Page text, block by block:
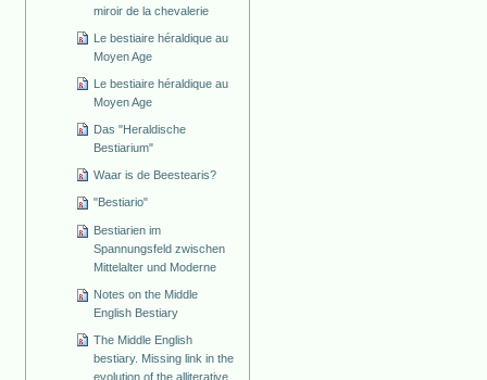
miroir de la chevalerie
Le bestiaire héraldique au
Moyen Age
Le bestiaire héraldique au
Moyen Age
Das "Heraldische
Bestiarium"
Waar is de Beestearis?
"Bestiario"
Bestiarien im
Spannungsfeld zwischen
Mittelalter und Moderne
Notes on the Middle
English Bestiary
The Middle English
bestiary. Missing link in the
evolution of the alliterative